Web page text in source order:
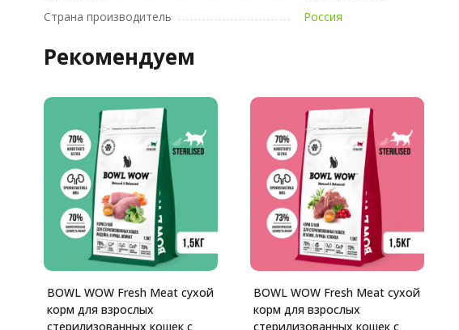
Страна производитель
Россия
Рекомендуем
BOWL WOW Fresh Meat сухой
корм для взрослых
стерилизованных кошек с
BOWL WOW Fresh Meat сухой
корм для взрослых
стерилизованных кошек с